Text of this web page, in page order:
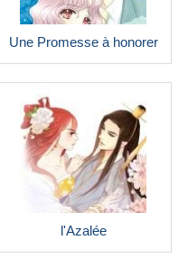
Une Promesse à honorer
l'Azalée